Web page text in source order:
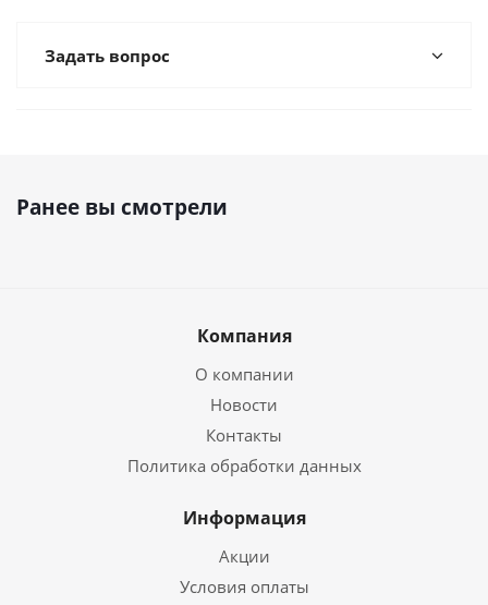
Задать вопрос
Ранее вы смотрели
Компания
О компании
Новости
Контакты
Политика обработки данных
Информация
Акции
Условия оплаты